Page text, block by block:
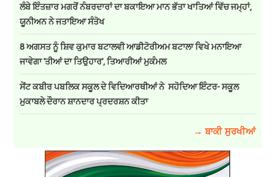
ਲੰਬੇ ਇੰਤਜ਼ਾਰ ਮਗਰੋਂ ਨੰਬਰਦਾਰਾਂ ਦਾ ਬਕਾਇਆ ਮਾਨ ਭੱਤਾ ਖਾਤਿਆਂ ਵਿੱਚ ਜਮ੍ਹਾਂ,
ਯੂਨੀਅਨ ਨੇ ਜਤਾਇਆ ਸੰਤੋਖ
8 ਅਗਸਤ ਨੂੰ ਸ਼ਿਵ ਕੁਮਾਰ ਬਟਾਲਵੀ ਆਡੀਟੋਰੀਅਮ ਬਟਾਲਾ ਵਿਖੇ ਮਨਾਇਆ
ਜਾਵੇਗਾ 'ਤੀਆਂ ਦਾ ਤਿਉਹਾਰ', ਤਿਆਰੀਆਂ ਮੁਕੰਮਲ
ਸੇਂਟ ਕਬੀਰ ਪਬਲਿਕ ਸਕੂਲ ਦੇ ਵਿਦਿਆਰਥੀਆਂ ਨੇ ਸਹੋਦਿਆ ਇੰਟਰ- ਸਕੂਲ
ਮੁਕਾਬਲੇ ਦੌਰਾਨ ਸ਼ਾਨਦਾਰ ਪ੍ਰਦਰਸ਼ਨ ਕੀਤਾ
→ ਬਾਕੀ ਸੁਰਖੀਆਂ